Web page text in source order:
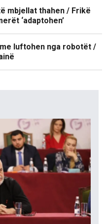
mbjellat thahen / Frikë
‘adaptohen’
luftohen nga robotët /